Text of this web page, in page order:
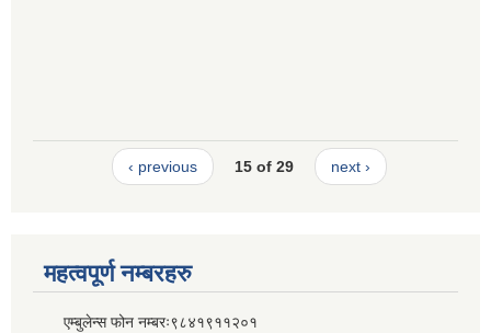
‹ previous 15 of 29 next ›
महत्वपूर्ण नम्बरहरु
एम्बुलेन्स फोन नम्बरः९८४१९११२०१